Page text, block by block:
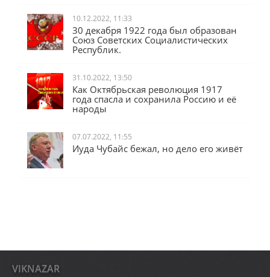
10.12.2022, 11:33
30 декабря 1922 года был образован
Союз Советских Социалистических
Республик.
31.10.2022, 13:50
Как Октябрьская революция 1917
года спасла и сохранила Россию и её
народы
07.07.2022, 11:55
Иуда Чубайс бежал, но дело его живёт
VIKNAZAR